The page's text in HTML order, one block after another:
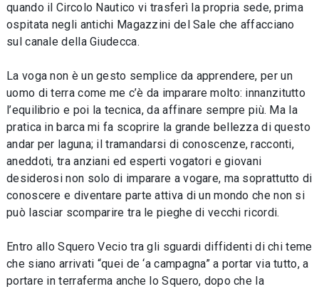
quando il Circolo Nautico vi trasferì la propria sede, prima
ospitata negli antichi Magazzini del Sale che affacciano
sul canale della Giudecca.
La voga non è un gesto semplice da apprendere, per un
uomo di terra come me c’è da imparare molto: innanzitutto
l’equilibrio e poi la tecnica, da affinare sempre più. Ma la
pratica in barca mi fa scoprire la grande bellezza di questo
andar per laguna; il tramandarsi di conoscenze, racconti,
aneddoti, tra anziani ed esperti vogatori e giovani
desiderosi non solo di imparare a vogare, ma soprattutto di
conoscere e diventare parte attiva di un mondo che non si
può lasciar scomparire tra le pieghe di vecchi ricordi.
Entro allo Squero Vecio tra gli sguardi diffidenti di chi teme
che siano arrivati “quei de ‘a campagna” a portar via tutto, a
portare in terraferma anche lo Squero, dopo che la